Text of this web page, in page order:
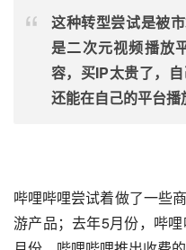
这种转型尝试是被
是二次元视频播放
容，买IP太贵了，
还能在自己的平台播
哔哩哔哩尝试着做了一些
游产品；去年5月份，哔